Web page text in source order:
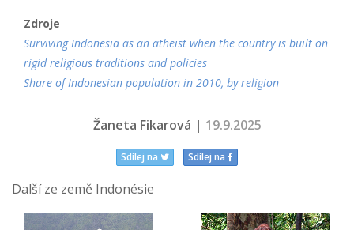
Zdroje
Surviving Indonesia as an atheist when the country is built on
rigid religious traditions and policies
Share of Indonesian population in 2010, by religion
Žaneta Fikarová | 19.9.2025
Sdílej na Sdílej na
Další ze země Indonésie